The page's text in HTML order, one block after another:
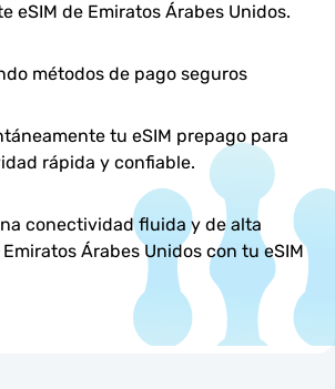
eSIM de Emiratos Árabes Unidos.
métodos de pago seguros
tu eSIM prepago para
rápida y confiable.
conectividad fluida y de alta
Árabes Unidos con tu eSIM